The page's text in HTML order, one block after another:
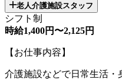
老人介護施設スタッフ
シフト制
時給1,400円〜2,125円
【お仕事内容】
介護施設などで日常生活・